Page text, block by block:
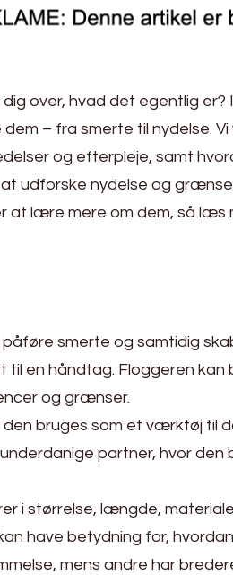
over, hvad det egentlig
– fra smerte til nydelse.
og efterpleje, samt
udforske nydelse og
at lære mere om dem, så
smerte og samtidig
en håndtag. Floggeren
og grænser.
den bruges som et værktøj
partner, hvor
i størrelse, længde,
have betydning for,
mens andre har